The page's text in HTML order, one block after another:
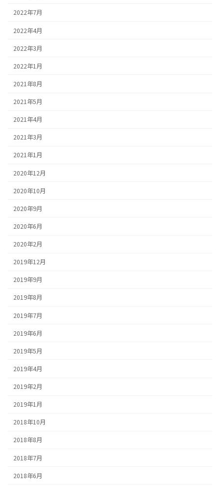
2022年7月
2022年4月
2022年3月
2022年1月
2021年8月
2021年5月
2021年4月
2021年3月
2021年1月
2020年12月
2020年10月
2020年9月
2020年6月
2020年2月
2019年12月
2019年9月
2019年8月
2019年7月
2019年6月
2019年5月
2019年4月
2019年2月
2019年1月
2018年10月
2018年8月
2018年7月
2018年6月